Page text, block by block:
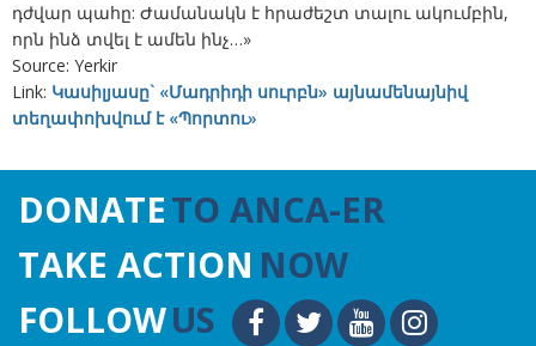
դժվար պահը: Ժամանակն է հրաժեշտ տալու ակումբին,
որն ինձ տվել է ամեն ինչ…»
Source: Yerkir
Link: Կասիլյասը` «Մադրիդի սուրբն» այնամենայնիվ
տեղափոխվում է «Պորտու»
DONATETO ANCA-ER
TAKE ACTION NOW
FOLLOWUS